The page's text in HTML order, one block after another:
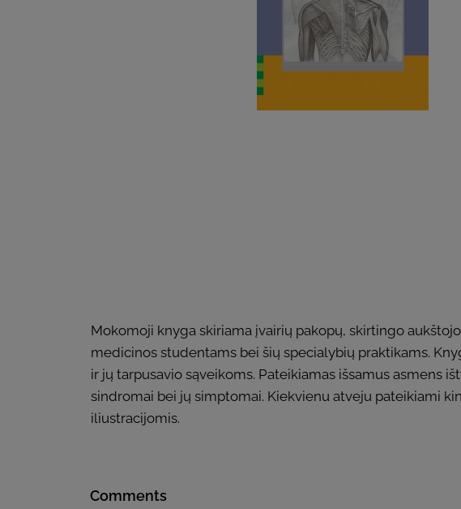
Mokomoji knyga skiriama įvairių pakopų, skirtingo
medicinos studentams bei šių specialybių praktikams.
ir jų tarpusavio sąveikoms. Pateikiamas išsamus asmens
sindromai bei jų simptomai. Kiekvienu atveju pateikiami
iliustracijomis.
Comments